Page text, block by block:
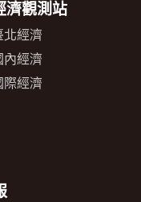
濟觀測站
北經濟
內經濟
際經濟